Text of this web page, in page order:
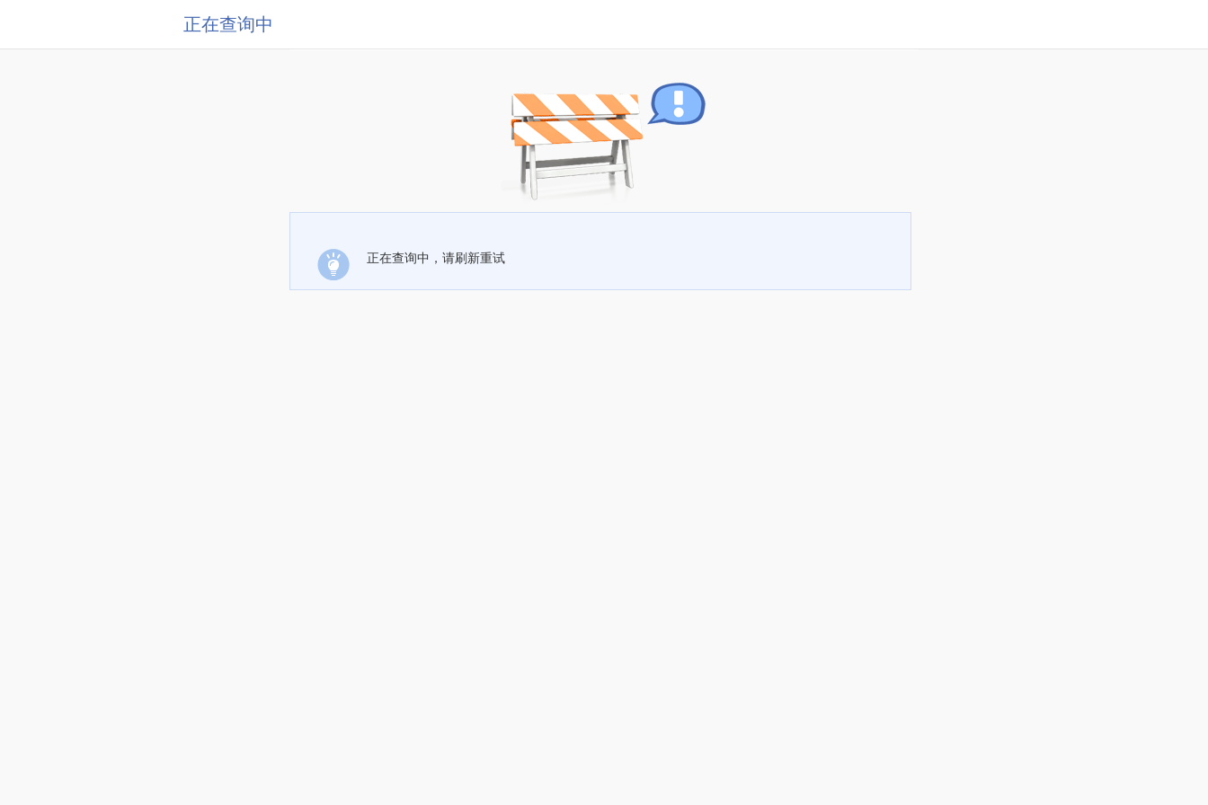
正在查询中
正在查询中，请刷新重试